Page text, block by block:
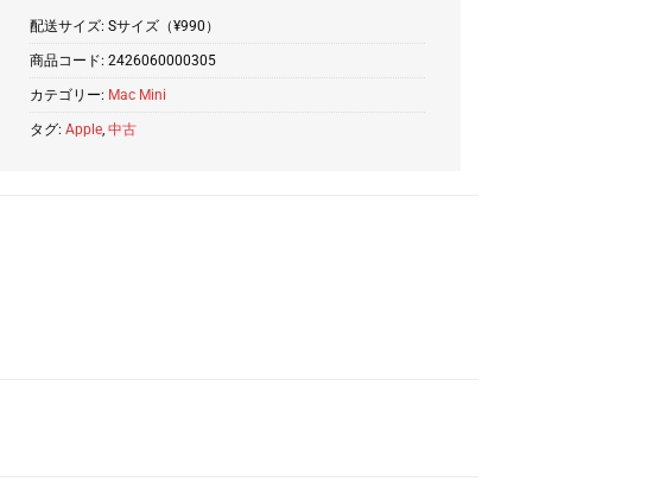
配送サイズ: Sサイズ（¥990）
商品コード:2426060000305
カテゴリー: Mac Mini
タグ:Apple,中古